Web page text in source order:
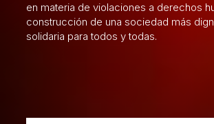
P. de Salud Integral
en materia de violaciones a derechos
construcción de una sociedad más
solidaria para todos y todas.